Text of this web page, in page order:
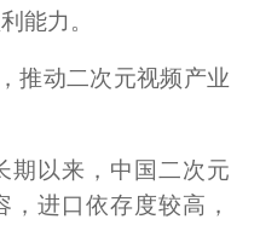
能力。
推动二次元视频产业
期以来，中国二次元
进口依存度较高，